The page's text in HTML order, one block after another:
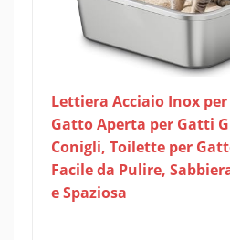
Lettiera Acciaio Inox
Gatto Aperta per Gatti
Conigli, Toilette per
Facile da Pulire,
e Spaziosa